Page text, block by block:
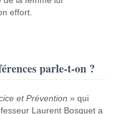
effort.
parle-t-on ?
et Prévention » qui
Laurent Bosquet a